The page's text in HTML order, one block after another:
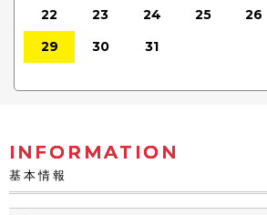
22
23 24 25 26
29
30 31
INFORMATION
基本情報